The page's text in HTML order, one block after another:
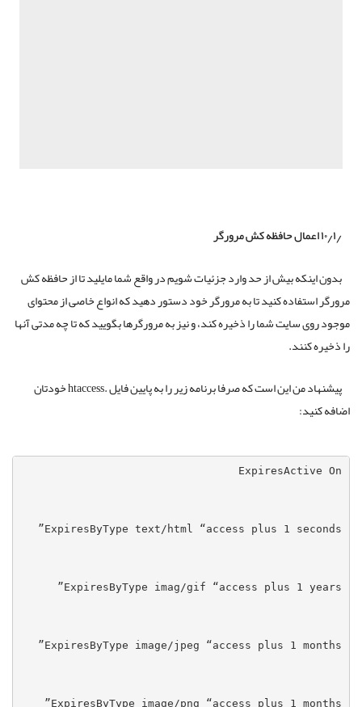
۱۰٫۱٫ اعمال حافظه کش مرورگر
بدون اینکه بیش از حد وارد جزئیات شویم در واقع شما مایلید تا از حافظه کش
مرورگر استفاده کنید تا به مرورگر خود دستور دهید که انواع خاصی از محتوای
موجود روی سایت شما را ذخیره کند، و نیز به مرورگرها بگویید که تا چه مدتی آنها
را ذخیره کنند.
پیشنهاد من این است که صرفا برنامه زیر را به پایین فایل .htaccess خودتان
اضافه کنید: